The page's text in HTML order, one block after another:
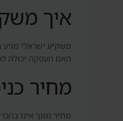
איך
משקיע ישראלי
האם העסקה יכולה
מחיר